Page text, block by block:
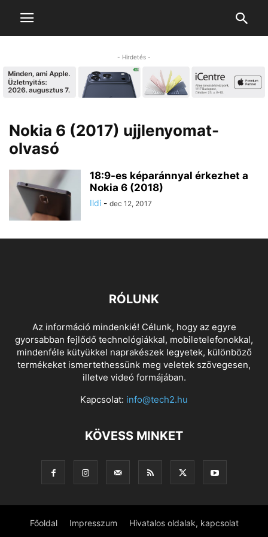
- Hirdetés -
Nokia 6 (2017) ujjlenyomat-
olvasó
18:9-es képaránnyal érkezhet a
Nokia 6 (2018)
Ildi - dec 12, 2017
RÓLUNK
Az információ mindenkié! Célunk, hogy az egyre
gyorsabban fejlődő technológiákkal, mobiletelefonokkal,
mindenféle kütyükkel naprakészek legyetek, különböző
termékeket ismertethessünk meg veletek szövegesen,
illetve videó formájában.
Kapcsolat: info@tech2.hu
KÖVESS MINKET
Főoldal Impresszum Hivatalos oldalak, kapcsolat